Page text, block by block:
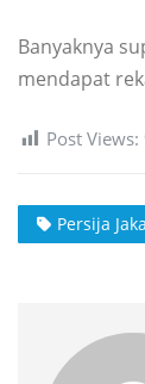
Banyaknya
mendapat
Post Views:
Persija